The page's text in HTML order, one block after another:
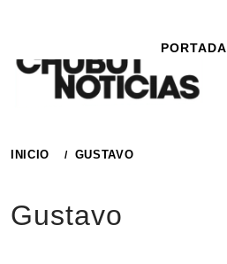
contenido
PORTADA
INICIO GUSTAVO
Gustavo